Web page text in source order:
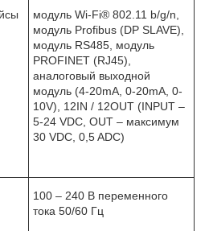
модуль Wi-Fi® 802.11 b/g/n,
модуль Profibus (DP SLAVE),
модуль RS485, модуль
PROFINET (RJ45),
аналоговый выходной
модуль (4-20mA, 0-20mA, 0-
10V), 12IN / 12OUT (INPUT –
5-24 VDC, OUT – максимум
30 VDC, 0,5 ADC)
100 – 240 В переменного
тока 50/60 Гц